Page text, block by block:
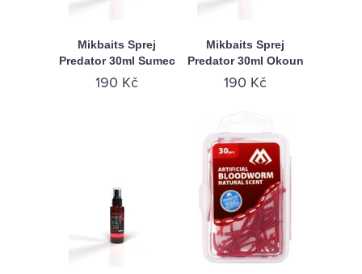
Mikbaits Sprej
Predator 30ml Sumec
190 Kč
Mikbaits Sprej
Predator 30ml Okoun
190 Kč